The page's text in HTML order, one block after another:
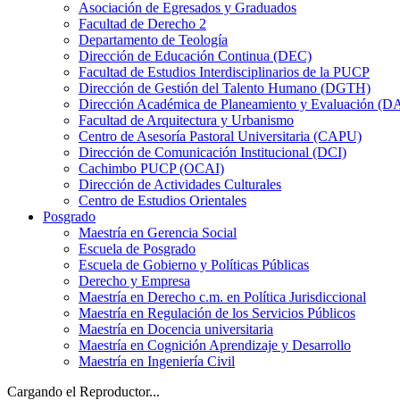
Asociación de Egresados y Graduados
Facultad de Derecho 2
Departamento de Teología
Dirección de Educación Continua (DEC)
Facultad de Estudios Interdisciplinarios de la PUCP
Dirección de Gestión del Talento Humano (DGTH)
Dirección Académica de Planeamiento y Evaluación
Facultad de Arquitectura y Urbanismo
Centro de Asesoría Pastoral Universitaria (CAPU)
Dirección de Comunicación Institucional (DCI)
Cachimbo PUCP (OCAI)
Dirección de Actividades Culturales
Centro de Estudios Orientales
Posgrado
Maestría en Gerencia Social
Escuela de Posgrado
Escuela de Gobierno y Políticas Públicas
Derecho y Empresa
Maestría en Derecho c.m. en Política Jurisdiccional
Maestría en Regulación de los Servicios Públicos
Maestría en Docencia universitaria
Maestría en Cognición Aprendizaje y Desarrollo
Maestría en Ingeniería Civil
Cargando el Reproductor...